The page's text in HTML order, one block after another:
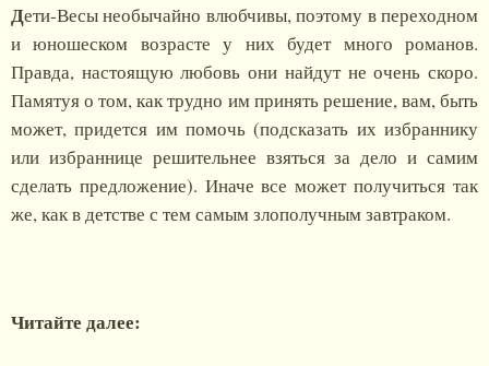
Дети-Весы необычайно влюбчивы, поэтому в переходном
и юношеском возрасте у них будет много романов.
Правда, настоящую любовь они найдут не очень скоро.
Памятуя о том, как трудно им принять решение, вам, быть
может, придется им помочь (подсказать их избраннику
или избраннице решительнее взяться за дело и самим
сделать предложение). Иначе все может получиться так
же, как в детстве с тем самым злополучным завтраком.
Читайте далее: